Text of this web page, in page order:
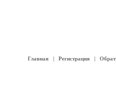
Главная| Регистрация|